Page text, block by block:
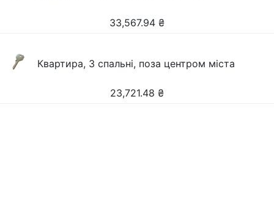
33,567.94 ₴
Квартира, 3 спальні, поза центром міста
23,721.48 ₴